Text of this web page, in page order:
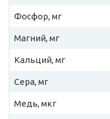
Фосфор, мг
Магний, мг
Кальций, мг
Сера, мг
Медь, мкг